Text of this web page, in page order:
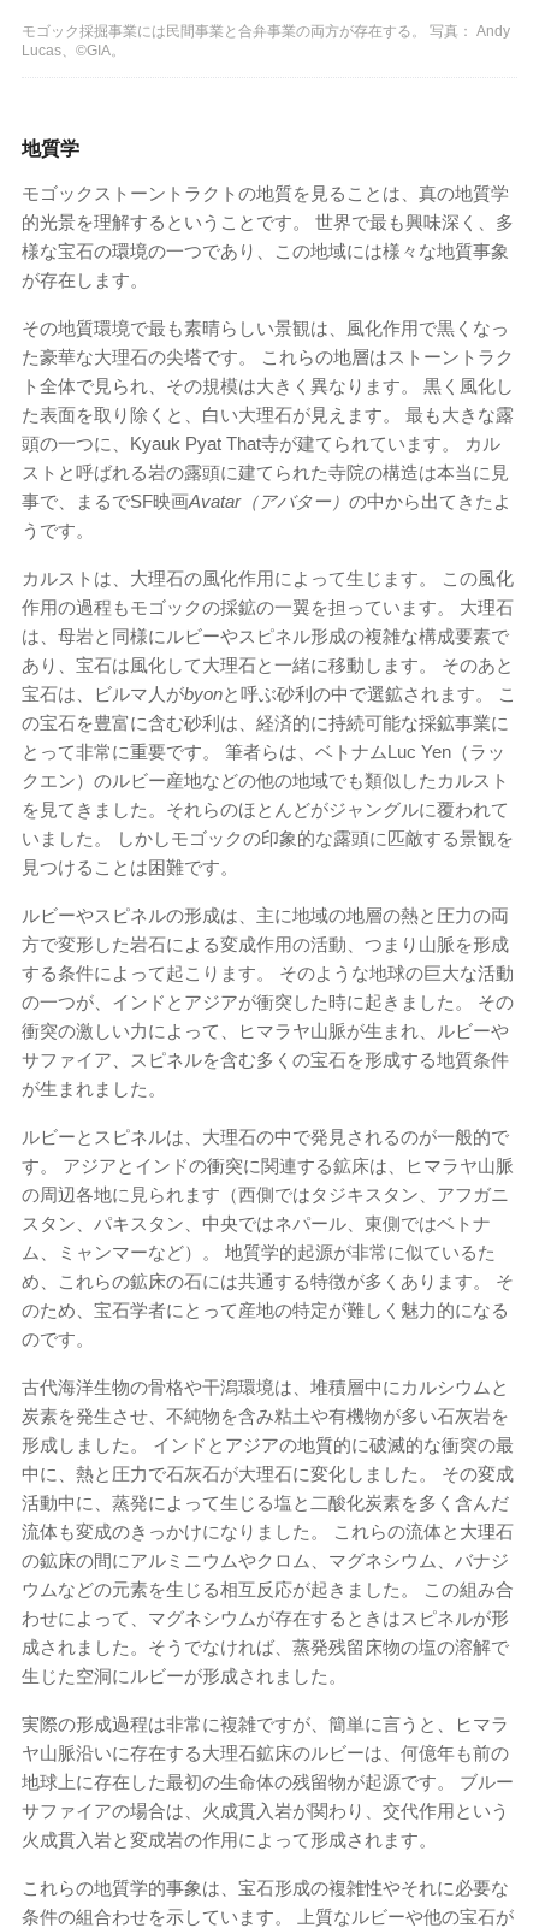
モゴック採掘事業には民間事業と合弁事業の両方が存在する。 写真： Andy
Lucas、©GIA。
地質学
モゴックストーントラクトの地質を見ることは、真の地質学
的光景を理解するということです。 世界で最も興味深く、多
様な宝石の環境の一つであり、この地域には様々な地質事象
が存在します。
その地質環境で最も素晴らしい景観は、風化作用で黒くなっ
た豪華な大理石の尖塔です。 これらの地層はストーントラク
ト全体で見られ、その規模は大きく異なります。 黒く風化し
た表面を取り除くと、白い大理石が見えます。 最も大きな露
頭の一つに、Kyauk Pyat That寺が建てられています。 カル
ストと呼ばれる岩の露頭に建てられた寺院の構造は本当に見
事で、まるでSF映画Avatar（アバター） の中から出てきたよ
うです。
カルストは、大理石の風化作用によって生じます。 この風化
作用の過程もモゴックの採鉱の一翼を担っています。 大理石
は、母岩と同様にルビーやスピネル形成の複雑な構成要素で
あり、宝石は風化して大理石と一緒に移動します。 そのあと
宝石は、ビルマ人がbyonと呼ぶ砂利の中で選鉱されます。 こ
の宝石を豊富に含む砂利は、経済的に持続可能な採鉱事業に
とって非常に重要です。 筆者らは、ベトナムLuc Yen（ラッ
クエン）のルビー産地などの他の地域でも類似したカルスト
を見てきました。それらのほとんどがジャングルに覆われて
いました。 しかしモゴックの印象的な露頭に匹敵する景観を
見つけることは困難です。
ルビーやスピネルの形成は、主に地域の地層の熱と圧力の両
方で変形した岩石による変成作用の活動、つまり山脈を形成
する条件によって起こります。 そのような地球の巨大な活動
の一つが、インドとアジアが衝突した時に起きました。 その
衝突の激しい力によって、ヒマラヤ山脈が生まれ、ルビーや
サファイア、スピネルを含む多くの宝石を形成する地質条件
が生まれました。
ルビーとスピネルは、大理石の中で発見されるのが一般的で
す。 アジアとインドの衝突に関連する鉱床は、ヒマラヤ山脈
の周辺各地に見られます（西側ではタジキスタン、アフガニ
スタン、パキスタン、中央ではネパール、東側ではベトナ
ム、ミャンマーなど）。 地質学的起源が非常に似ているた
め、これらの鉱床の石には共通する特徴が多くあります。 そ
のため、宝石学者にとって産地の特定が難しく魅力的になる
のです。
古代海洋生物の骨格や干潟環境は、堆積層中にカルシウムと
炭素を発生させ、不純物を含み粘土や有機物が多い石灰岩を
形成しました。 インドとアジアの地質的に破滅的な衝突の最
中に、熱と圧力で石灰石が大理石に変化しました。 その変成
活動中に、蒸発によって生じる塩と二酸化炭素を多く含んだ
流体も変成のきっかけになりました。 これらの流体と大理石
の鉱床の間にアルミニウムやクロム、マグネシウム、バナジ
ウムなどの元素を生じる相互反応が起きました。 この組み合
わせによって、マグネシウムが存在するときはスピネルが形
成されました。そうでなければ、蒸発残留床物の塩の溶解で
生じた空洞にルビーが形成されました。
実際の形成過程は非常に複雑ですが、簡単に言うと、ヒマラ
ヤ山脈沿いに存在する大理石鉱床のルビーは、何億年も前の
地球上に存在した最初の生命体の残留物が起源です。 ブルー
サファイアの場合は、火成貫入岩が関わり、交代作用という
火成貫入岩と変成岩の作用によって形成されます。
これらの地質学的事象は、宝石形成の複雑性やそれに必要な
条件の組合わせを示しています。 上質なルビーや他の宝石が